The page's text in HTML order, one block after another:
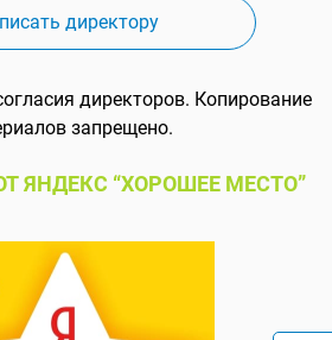
директору
директоров. Копирование
запрещено.
ЯНДЕКС “ХОРОШЕЕ МЕСТО”